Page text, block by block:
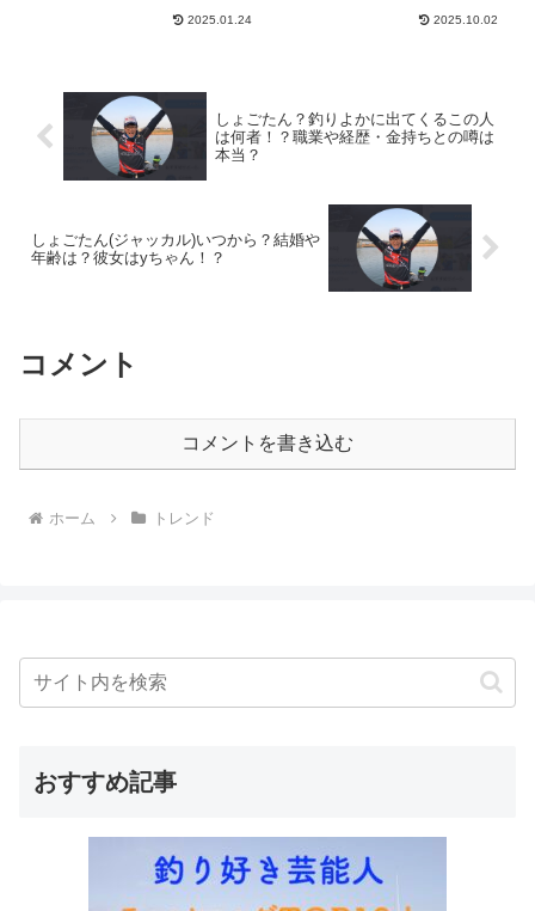
既に離婚経験があり、バツイチと
2025.01.24
もしれませんが。自家用車は持っ
2025.10.02
しょごたん？釣りよかに出てくるこの人
は何者！？職業や経歴・金持ちとの噂は
本当？
しょごたん(ジャッカル)いつから？結婚や
年齢は？彼女はyちゃん！？
コメント
コメントを書き込む
ホーム トレンド
おすすめ記事